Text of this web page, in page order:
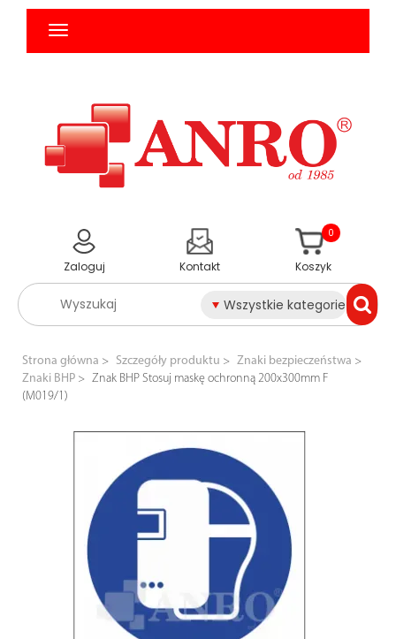
Wszystkie kategorie
Zaloguj Kontakt Koszyk
0
Strona główna Szczegóły produktu
Znaki bezpieczeństwa
Znaki BHP
Znak BHP Stosuj maskę ochronną 200x300mm F
(M019/1)